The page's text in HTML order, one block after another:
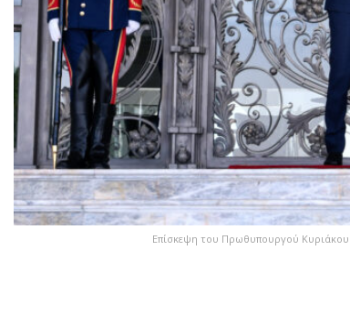
Επίσκεψη του Πρωθυπουργού